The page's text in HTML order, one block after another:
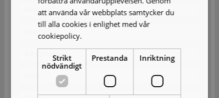
att använda vår webbplats samtycker du
till alla cookies i enlighet med vår
cookiepolicy.
Strikt
nödvändigt
Prestanda Inriktning